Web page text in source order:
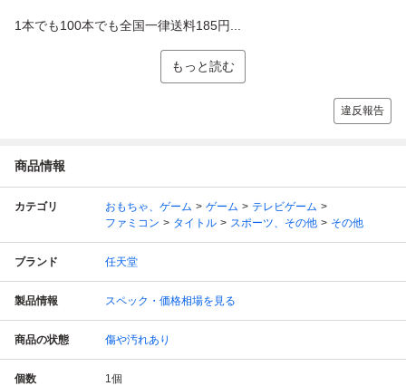
1本でも100本でも全国一律送料185円...
もっと読む
違反報告
商品情報
カテゴリ おもちゃ、ゲーム ゲーム
テレビゲーム
ファミコン
タイトル スポーツ、その他 その他
ブランド 任天堂
製品情報 スペック・価格相場を見る
商品の状態 傷や汚れあり
個数 1個